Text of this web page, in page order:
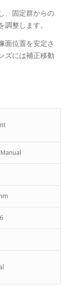
、固定群からの
整します。
面位置を安定さ
ズには補正移動